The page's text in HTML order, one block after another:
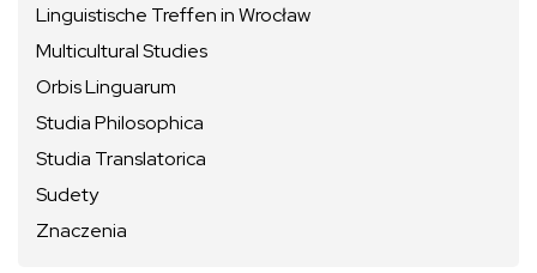
Linguistische Treffen in Wrocław
Multicultural Studies
Orbis Linguarum
Studia Philosophica
Studia Translatorica
Sudety
Znaczenia